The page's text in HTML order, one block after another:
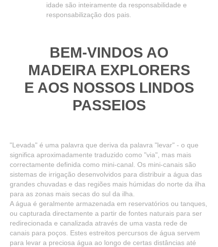
idade são inteiramente da responsabilidade e
responsabilização dos pais.
BEM-VINDOS AO
MADEIRA EXPLORERS
E AOS NOSSOS LINDOS
PASSEIOS
"Levada" é uma palavra que deriva da palavra "levar" - o que
significa aproximadamente traduzido como "via", mas mais
correctamente definida como mini-canal. Os mini-canais são
sistemas de irrigação desenvolvidos para distribuir a água das
grandes chuvadas e das regiões mais húmidas do norte da ilha
para as zonas mais secas do sul da ilha.
A água é geralmente armazenada em reservatórios ou tanques,
ou capturada directamente a partir de fontes naturais para ser
redirecionada e canalizada através de uma vasta rede de
canais para poços. Estes estreitos percursos de água servem
para levar a preciosa água ao longo de certas distâncias até